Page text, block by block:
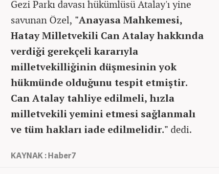
Gezi Parkı davası hükümlüsü Atalay'ı yine
savunan Özel, "Anayasa Mahkemesi,
Hatay Milletvekili Can Atalay hakkında
verdiği gerekçeli kararıyla
milletvekilliğinin düşmesinin yok
hükmünde olduğunu tespit etmiştir.
Can Atalay tahliye edilmeli, hızla
milletvekili yemini etmesi sağlanmalı
ve tüm hakları iade edilmelidir." dedi.
KAYNAK : Haber7